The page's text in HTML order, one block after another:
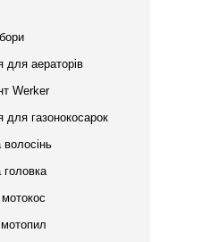
для аераторів
Werker
для газонокосарок
головка